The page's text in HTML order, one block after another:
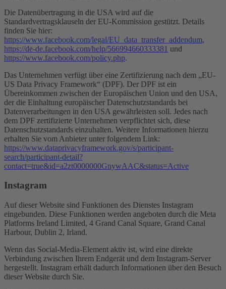
Die Datenübertragung in die USA wird auf die
Standardvertragsklauseln der EU-Kommission gestützt. Details
finden Sie hier:
https://www.facebook.com/legal/EU_data_transfer_addendum,
https://de-de.facebook.com/help/566994660333381 und
https://www.facebook.com/policy.php.
Das Unternehmen verfügt über eine Zertifizierung nach dem „EU-
US Data Privacy Framework“ (DPF). Der DPF ist ein
Übereinkommen zwischen der Europäischen Union und den USA,
der die Einhaltung europäischer Datenschutzstandards bei
Datenverarbeitungen in den USA gewährleisten soll. Jedes nach
dem DPF zertifizierte Unternehmen verpflichtet sich, diese
Datenschutzstandards einzuhalten. Weitere Informationen hierzu
erhalten Sie vom Anbieter unter folgendem Link:
https://www.dataprivacyframework.gov/s/participant-
search/participant-detail?
contact=true&id=a2zt0000000GnywAAC&status=Active
Instagram
Auf dieser Website sind Funktionen des Dienstes Instagram
eingebunden. Diese Funktionen werden angeboten durch die Meta
Platforms Ireland Limited, 4 Grand Canal Square, Grand Canal
Harbour, Dublin 2, Irland.
Wenn das Social-Media-Element aktiv ist, wird eine direkte
Verbindung zwischen Ihrem Endgerät und dem Instagram-Server
hergestellt. Instagram erhält dadurch Informationen über den Besuch
dieser Website durch Sie.